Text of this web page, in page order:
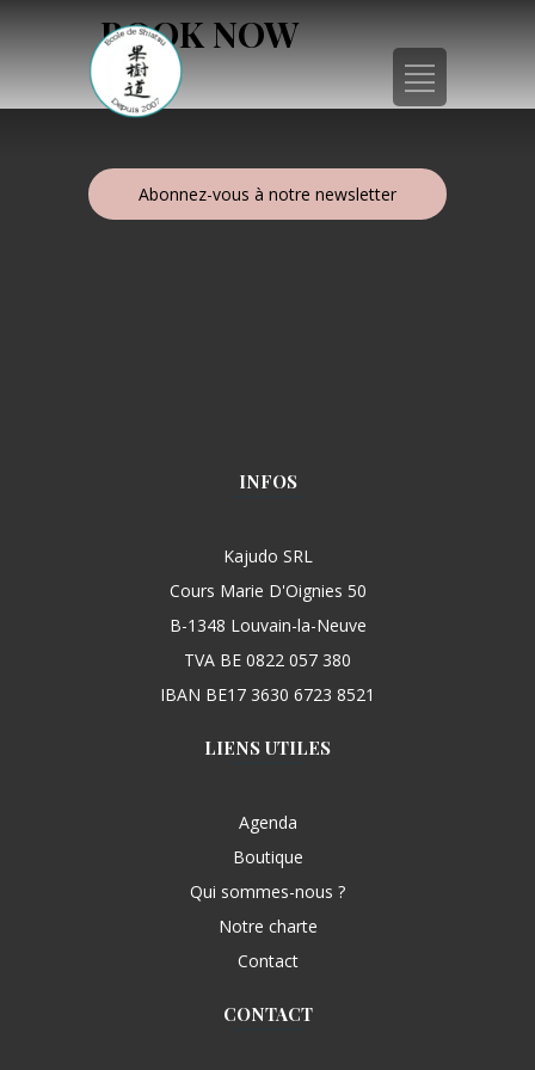
BOOK NOW
Abonnez-vous à notre newsletter
INFOS
Kajudo SRL
Cours Marie D'Oignies 50
B-1348 Louvain-la-Neuve
TVA BE 0822 057 380
IBAN BE17 3630 6723 8521
LIENS UTILES
Agenda
Boutique
Qui sommes-nous ?
Notre charte
Contact
CONTACT